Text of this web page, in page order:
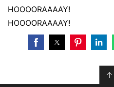
HOOOORAAAAY!
HOOOORAAAAY!
↑